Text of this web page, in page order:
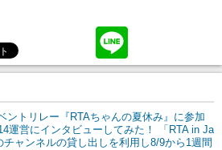
ントリレー『RTAちゃんの夏休み』に参加
運営にインタビューしてみた！ 「RTA in Ja
チャンネルの貸し出しを利用し8/9から1週間